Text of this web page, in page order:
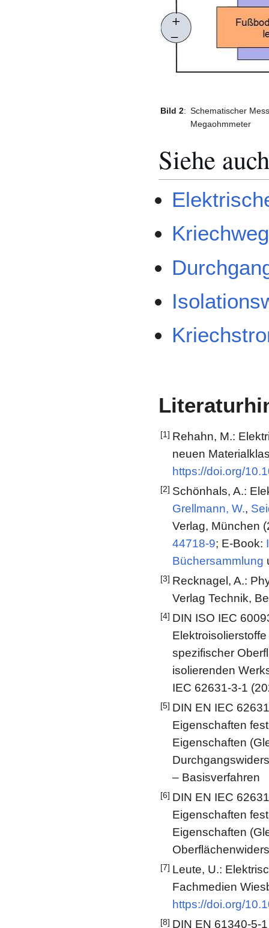
Bild 2: Schematischer
Megaohmmeter
Siehe auch
[1] Rehahn, M.:
neuen
https://doi.org/
[2] Schönhals, A.:
Grellmann, W.,
Verlag, München
44718-9; E-Book:
Büchersammlung
[3] Recknagel, A.:
Verlag Technik,
[4] DIN ISO IEC
spezifischer
isolierenden
IEC 62631-3-1
[5] DIN EN IEC
Eigenschaften
Eigenschaften
– Basisverfahren
[6] DIN EN IEC
Eigenschaften
Eigenschaften
[7] Leute, U.:
Fachmedien
https://doi.org/
[8] DIN EN 61340-5-